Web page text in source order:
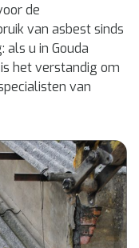
de
van asbest sinds
als u in Gouda
het verstandig om
van